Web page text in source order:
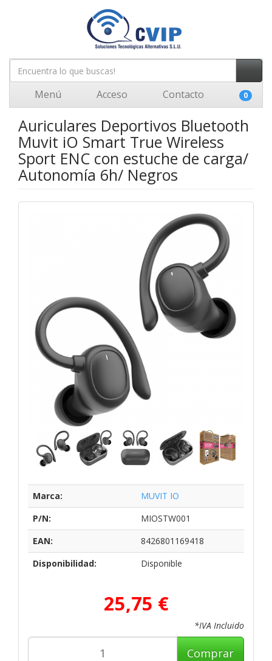
Menú Acceso Contacto 0
Auriculares Deportivos Bluetooth
Muvit iO Smart True Wireless
Sport ENC con estuche de carga/
Autonomía 6h/ Negros
Marca:
MUVIT IO
P/N:
MIOSTW001
EAN:
8426801169418
Disponibilidad:
Disponible
25,75 €
*IVA Incluido
Comprar